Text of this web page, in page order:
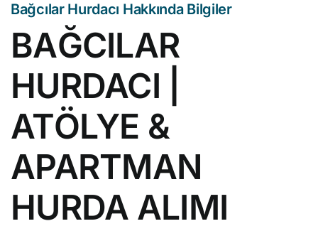
Bağcılar Hurdacı Hakkında Bilgiler
BAĞCILAR
HURDACI |
ATÖLYE &
APARTMAN
HURDA ALIMI